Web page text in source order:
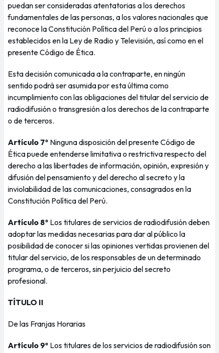
puedan ser consideradas atentatorias a los derechos
fundamentales de las personas, a los valores nacionales que
reconoce la Constitución Política del Perú o a los principios
establecidos en la Ley de Radio y Televisión, así como en el
presente Código de Ética.
Esta decisión comunicada a la contraparte, en ningún
sentido podrá ser asumida por esta última como
incumplimiento con las obligaciones del titular del servicio de
radiodifusión o transgresión a los derechos de la contraparte
o de terceros.
Artículo 7º Ninguna disposición del presente Código de
Ética puede entenderse limitativa o restrictiva respecto del
derecho a las libertades de información, opinión, expresión y
difusión del pensamiento y del derecho al secreto y la
inviolabilidad de las comunicaciones, consagrados en la
Constitución Política del Perú.
Artículo 8º Los titulares de servicios de radiodifusión deben
adoptar las medidas necesarias para dar al público la
posibilidad de conocer si las opiniones vertidas provienen del
titular del servicio, de los responsables de un determinado
programa, o de terceros, sin perjuicio del secreto
profesional.
TÍTULO II
De las Franjas Horarias
Artículo 9º Los titulares de los servicios de radiodifusión son